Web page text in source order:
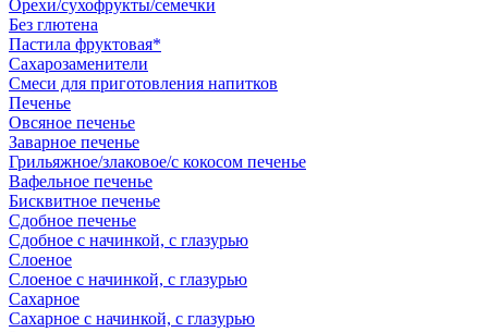
Орехи/сухофрукты/семечки
Без глютена
Пастила фруктовая*
Сахарозаменители
Смеси для приготовления напитков
Печенье
Овсяное печенье
Заварное печенье
Грильяжное/злаковое/с кокосом печенье
Вафельное печенье
Бисквитное печенье
Сдобное печенье
Сдобное с начинкой, с глазурью
Слоеное
Слоеное с начинкой, с глазурью
Сахарное
Сахарное с начинкой, с глазурью